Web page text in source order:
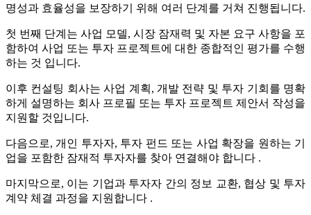
명성과 효율성을 보장하기 위해 여러 단계를 거쳐 진행됩니다.
첫 번째 단계는 사업 모델, 시장 잠재력 및 자본 요구 사항을 포
함하여 사업 또는 투자 프로젝트에 대한 종합적인 평가를 수행
하는 것 입니다.
이후 컨설팅 회사는 사업 계획, 개발 전략 및 투자 기회를 명확
하게 설명하는 회사 프로필 또는 투자 프로젝트 제안서 작성을
지원할 것입니다.
다음으로, 개인 투자자, 투자 펀드 또는 사업 확장을 원하는 기
업을 포함한 잠재적 투자자를 찾아 연결해야 합니다 .
마지막으로, 이는 기업과 투자자 간의 정보 교환, 협상 및 투자
계약 체결 과정을 지원합니다 .